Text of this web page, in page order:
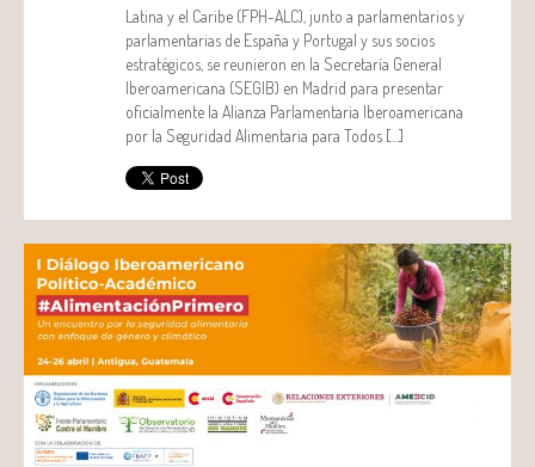
Latina y el Caribe (FPH-ALC), junto a parlamentarios y
parlamentarias de España y Portugal y sus socios
estratégicos, se reunieron en la Secretaría General
Iberoamericana (SEGIB) en Madrid para presentar
oficialmente la Alianza Parlamentaria Iberoamericana
por la Seguridad Alimentaria para Todos […]